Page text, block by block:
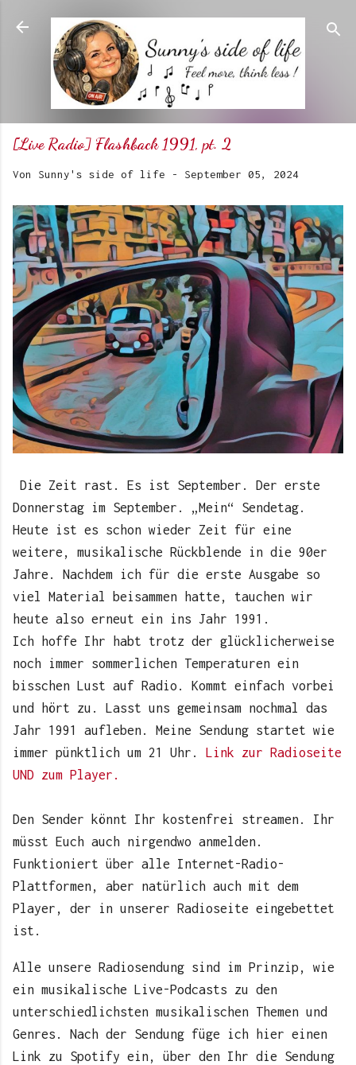
Direkt zum Hauptbereich
[Live Radio] Flashback 1991, pt. 2
Von Sunny's side of life - September 05, 2024
Die Zeit rast. Es ist September. Der erste
Donnerstag im September. „Mein“ Sendetag.
Heute ist es schon wieder Zeit für eine
weitere, musikalische Rückblende in die 90er
Jahre. Nachdem ich für die erste Ausgabe so
viel Material beisammen hatte, tauchen wir
heute also erneut ein ins Jahr 1991.
Ich hoffe Ihr habt trotz der glücklicherweise
noch immer sommerlichen Temperaturen ein
bisschen Lust auf Radio. Kommt einfach vorbei
und hört zu. Lasst uns gemeinsam nochmal das
Jahr 1991 aufleben. Meine Sendung startet wie
immer pünktlich um 21 Uhr. Link zur Radioseite
UND zum Player.
Den Sender könnt Ihr kostenfrei streamen. Ihr
müsst Euch auch nirgendwo anmelden.
Funktioniert über alle Internet-Radio-
Plattformen, aber natürlich auch mit dem
Player, der in unserer Radioseite eingebettet
ist.
Alle unsere Radiosendung sind im Prinzip, wie
ein musikalische Live-Podcasts zu den
unterschiedlichsten musikalischen Themen und
Genres. Nach der Sendung füge ich hier einen
Link zu Spotify ein, über den Ihr die Sendung